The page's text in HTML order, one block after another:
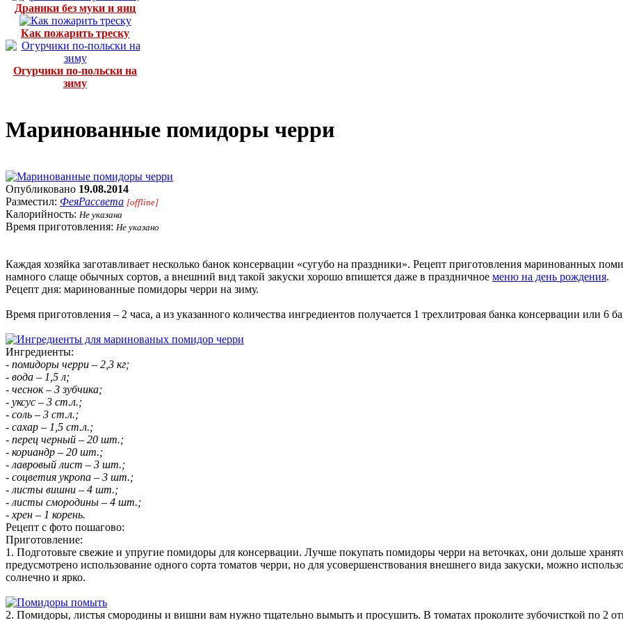
Драники без муки и яиц
Как пожарить треску
Огурчики по-польски на
зиму
Маринованные помидоры черри
Опубликовано 19.08.2014
Разместил: ФеяРассвета [offline]
Калорийность: Не указана
Время приготовления: Не указано
Каждая хозяйка заготавливает несколько банок консервации «сугубо на праздники». Рецепт приготовления маринованных
намного слаще обычных сортов, а внешний вид такой закуски хорошо впишется даже в праздничное меню на день рождения.
Рецепт дня: маринованные помидоры черри на зиму.
Время приготовления – 2 часа, а из указанного количества ингредиентов получается 1 трехлитровая банка консервации или 6
Ингредиенты:
- помидоры черри – 2,3 кг;
- вода – 1,5 л;
- чеснок – 3 зубчика;
- уксус – 3 ст.л.;
- соль – 3 ст.л.;
- сахар – 1,5 ст.л.;
- перец черный – 20 шт.;
- кориандр – 20 шт.;
- лавровый лист – 3 шт.;
- соцветия укропа – 3 шт.;
- листы вишни – 4 шт.;
- листы смородины – 4 шт.;
- хрен – 1 корень.
Рецепт с фото пошагово:
Приготовление:
1. Подготовьте свежие и упругие помидоры для консервации. Лучше покупать помидоры черри на веточках, они дольше
предусмотрено использование одного сорта томатов черри, но для усовершенствования внешнего вида закуски, можно
солнечно и ярко.
2. Помидоры, листья смородины и вишни вам нужно тщательно вымыть и просушить. В томатах проколите зубочисткой по 2